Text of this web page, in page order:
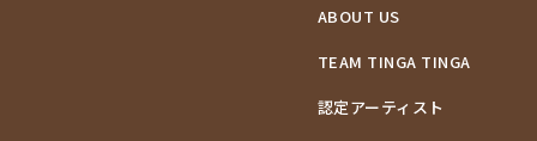
ABOUT US
TEAM TINGA TINGA
認定アーティスト